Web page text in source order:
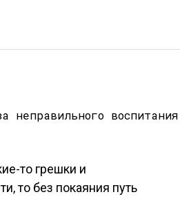
то грешки и
то без покаяния путь